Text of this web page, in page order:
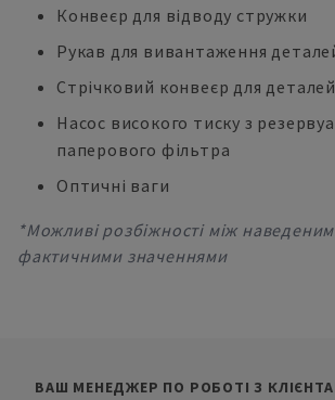
Конвеєр для відводу стружки
Рукав для вивантаження
Стрічковий конвеєр для деталей
Насос високого тиску з
паперового фільтра
Оптичні ваги
*Можливі розбіжності між
фактичними значеннями
ВАШ МЕНЕДЖЕР ПО РОБОТІ З